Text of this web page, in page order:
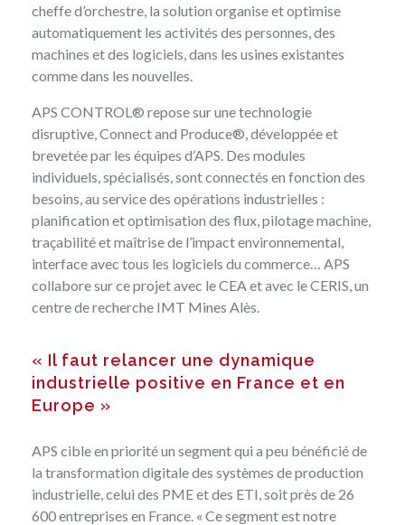
cheffe d’orchestre, la solution organise et optimise
automatiquement les activités des personnes, des
machines et des logiciels, dans les usines existantes
comme dans les nouvelles.
APS CONTROL® repose sur une technologie
disruptive, Connect and Produce®, développée et
brevetée par les équipes d’APS. Des modules
individuels, spécialisés, sont connectés en fonction des
besoins, au service des opérations industrielles :
planification et optimisation des flux, pilotage machine,
traçabilité et maîtrise de l’impact environnemental,
interface avec tous les logiciels du commerce… APS
collabore sur ce projet avec le CEA et avec le CERIS, un
centre de recherche IMT Mines Alès.
« Il faut relancer une dynamique
industrielle positive en France et en
Europe »
APS cible en priorité un segment qui a peu bénéficié de
la transformation digitale des systèmes de production
industrielle, celui des PME et des ETI, soit près de 26
600 entreprises en France. « Ce segment est notre